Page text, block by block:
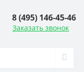
8 (495) 146-45-46
Заказать звонок